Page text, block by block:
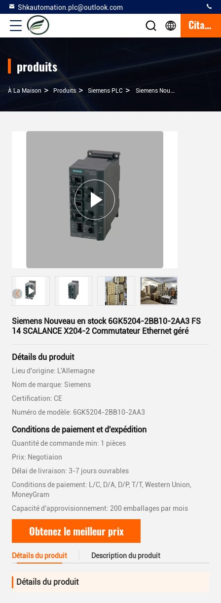
Shkautomation.plc@outlook.com
Citation
produits
À La Maison > Produits > Siemens PLC > Siemens Nouveau En Stock 6GK5204-2BB10-2AA3 FS 14 SCALANCE X204-2 Commutateur Ethernet Géré
Siemens Nouveau en stock 6GK5204-2BB10-2AA3 FS
14 SCALANCE X204-2 Commutateur Ethernet géré
Détails du produit
Lieu d'origine: L'Allemagne
Nom de marque: Siemens
Certification: CE
Numéro de modèle: 6GK5204-2BB10-2AA3
Conditions de paiement et d'expédition
Quantité de commande min: 1 pièces
Prix: Negotiaion
Délai de livraison: 3-7 jours ouvrables
Conditions de paiement: L/C, D/A, D/P, T/T, Western Union,
MoneyGram
Capacité d'approvisionnement: 200 emballages par mois
Obtenez le meilleur prix
Détails du produit Description du produit
Détails du produit